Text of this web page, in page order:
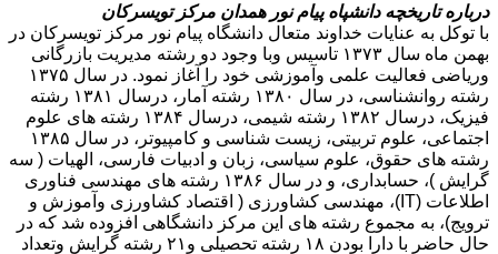
درباره تاریخچه دانشپاه پیام نور همدان مرکز تویسرکان
با توکل به عنایات خداوند متعال دانشگاه پیام نور مرکز تویسرکان در
بهمن ماه سال ۱۳۷۳ تاسیس وبا وجود دو رشته مدیریت بازرگانی
وریاضی فعالیت علمی وآموزشی خود را آغاز نمود. در سال ۱۳۷۵
رشته روانشناسی، در سال ۱۳۸۰ رشته آمار، درسال ۱۳۸۱ رشته
فیزیک، درسال ۱۳۸۲ رشته شیمی، درسال ۱۳۸۴ رشته های علوم
اجتماعی، علوم تربیتی، زیست شناسی و کامپیوتر، در سال ۱۳۸۵
رشته های حقوق، علوم سیاسی، زبان و ادبیات فارسی، الهیات ( سه
گرایش )، حسابداری، و در سال ۱۳۸۶ رشته های مهندسی فناوری
اطلاعات (IT)، مهندسی کشاورزی ( اقتصاد کشاورزی وآموزش و
ترویج)، به مجموع رشته های این مرکز دانشگاهی افزوده شد که در
حال حاضر با دارا بودن ۱۸ رشته تحصیلی و۲۱ رشته گرایش وتعداد